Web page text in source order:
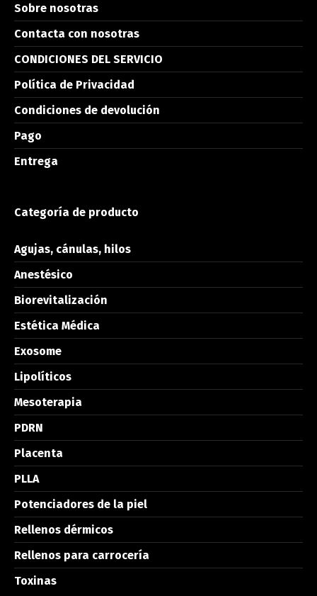
Sobre nosotras
Contacta con nosotras
CONDICIONES DEL SERVICIO
Política de Privacidad
Condiciones de devolución
Pago
Entrega
Categoría de producto
Agujas, cánulas, hilos
Anestésico
Biorevitalización
Estética Médica
Exosome
Lipolíticos
Mesoterapia
PDRN
Placenta
PLLA
Potenciadores de la piel
Rellenos dérmicos
Rellenos para carrocería
Toxinas